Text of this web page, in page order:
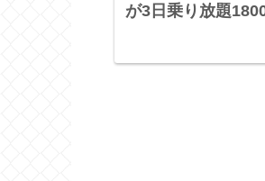
が3日乗り放題